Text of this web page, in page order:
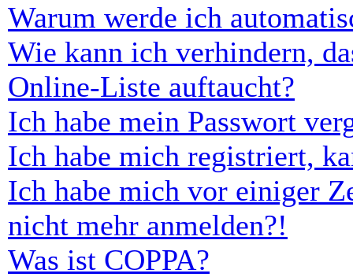
Warum werde ich
Wie kann ich verhindern,
Online-Liste auftaucht?
Ich habe mein Passwort
Ich habe mich registriert,
Ich habe mich vor einiger
nicht mehr anmelden?!
Was ist COPPA?